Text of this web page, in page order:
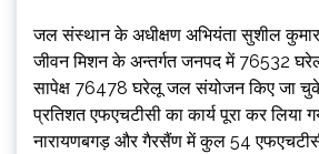
जल संस्थान के अधीक्षण अभियंता सुशील
जीवन मिशन के अन्तर्गत जनपद में 76532
सापेक्ष 76478 घरेलू जल संयोजन किए जा
प्रतिशत एफएचटीसी का कार्य पूरा कर लिया
नारायणबगड़ और गैरसैंण में कुल 54